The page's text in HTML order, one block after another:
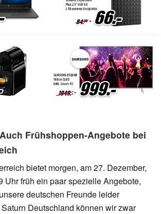
Frühshoppen-Angebote bei
bietet morgen, am 27. Dezember,
Uhr früh ein paar spezielle Angebote,
deutschen Freunde leider
Deutschland können wir zwar